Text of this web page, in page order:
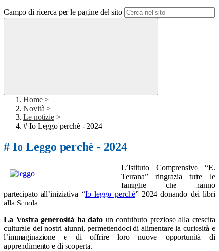
Campo di ricerca per le pagine del sito
Home >
Novità >
Le notizie >
# Io Leggo perchè - 2024
# Io Leggo perchè - 2024
L’Istituto Comprensivo “E.
Terrana” ringrazia tutte le
famiglie che hanno
partecipato all’iniziativa “Io leggo perché” 2024 donando dei libri
alla Scuola.
La Vostra generosità ha dato un contributo prezioso alla crescita
culturale dei nostri alunni, permettendoci di alimentare la curiosità e
l’immaginazione e di offrire loro nuove opportunità di
apprendimento e di scoperta.